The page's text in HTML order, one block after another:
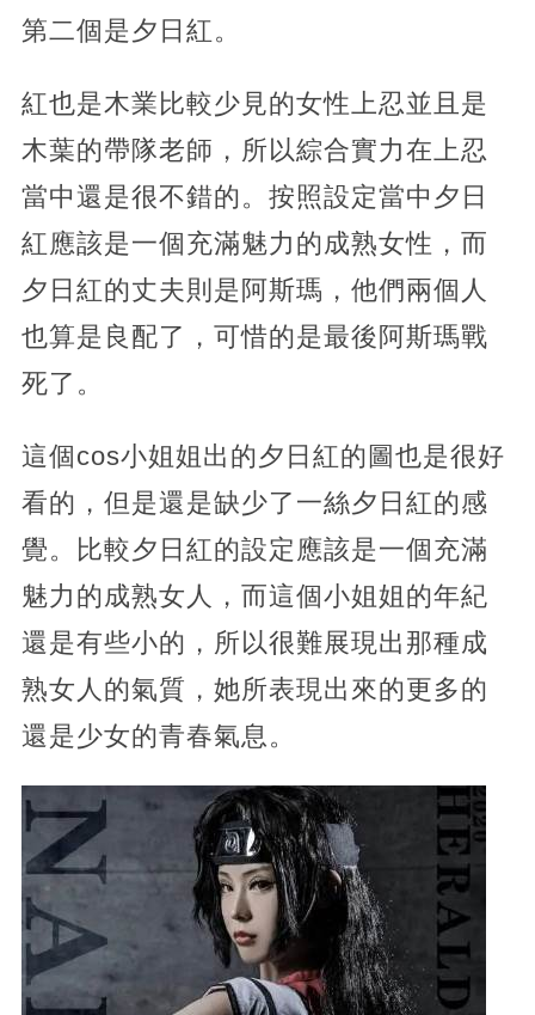
第二個是夕日紅。
紅也是木業比較少見的女性上忍並且是
木葉的帶隊老師，所以綜合實力在上忍
當中還是很不錯的。按照設定當中夕日
紅應該是一個充滿魅力的成熟女性，而
夕日紅的丈夫則是阿斯瑪，他們兩個人
也算是良配了，可惜的是最後阿斯瑪戰
死了。
這個cos小姐姐出的夕日紅的圖也是很好
看的，但是還是缺少了一絲夕日紅的感
覺。比較夕日紅的設定應該是一個充滿
魅力的成熟女人，而這個小姐姐的年紀
還是有些小的，所以很難展現出那種成
熟女人的氣質，她所表現出來的更多的
還是少女的青春氣息。